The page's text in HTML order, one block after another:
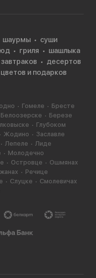
шаурмы
суши
гриля
шашлыка
завтраков
десертов
цветов и подарков
Гомеле
Бресте
Белоозерске
Березе
Глубоком
Жодино
Заславле
Лепеле
Лиде
Молодечно
Островце
Ошмянах
Речице
Слуцке
Смолевичах